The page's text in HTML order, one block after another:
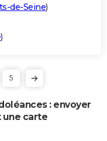
de-Seine)
)
5
: envoyer
carte